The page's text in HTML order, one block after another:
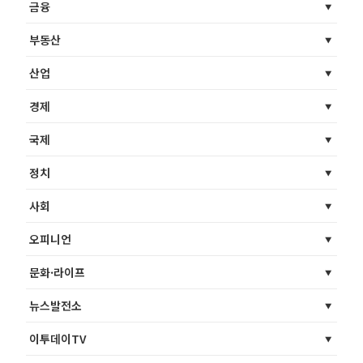
금융
부동산
산업
경제
국제
정치
사회
오피니언
문화·라이프
뉴스발전소
이투데이TV